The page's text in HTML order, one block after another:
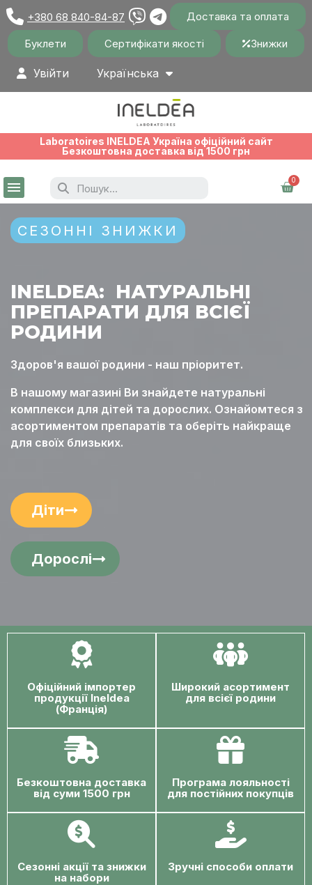
+380 68 840-84-87 Доставка та оплата
Буклети Сертифікати якості Знижки
Увійти Українська
Laboratoires INELDEA Україна офіційний сайт
Безкоштовна доставка від 1500 грн
СЕЗОННІ ЗНИЖКИ
INELDEA: НАТУРАЛЬНІ
ПРЕПАРАТИ ДЛЯ ВСІЄЇ
РОДИНИ
Здоров'я вашої родини - наш пріоритет.
В нашому магазині Ви знайдете натуральні
комплекси для дітей та дорослих. Ознайомтеся з
асортиментом препаратів та оберіть найкраще
для своїх близьких.
Діти
Дорослі
Офіційний імпортер
продукції Ineldea
(Франція)
Широкий асортимент
для всієї родини
Безкоштовна доставка
від суми 1500 грн
Програма лояльності
для постійних покупців
Сезонні акції та знижки
на набори
Зручні способи оплати